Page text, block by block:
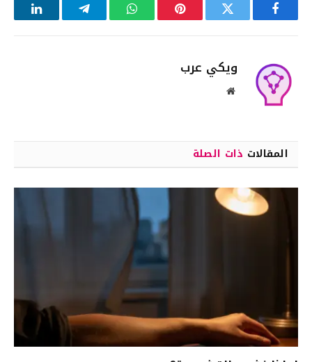
فيسبوك تويتر بينتيريستواتساب تيلقرام لينكدإن
ويكي عرب
موقع
المقالات ذات الصلة